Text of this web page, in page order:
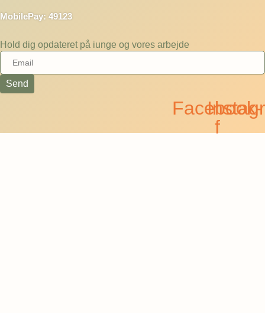
MobilePay: 49123
Hold dig opdateret på iunge og vores arbejde
Send
Facebook-
f